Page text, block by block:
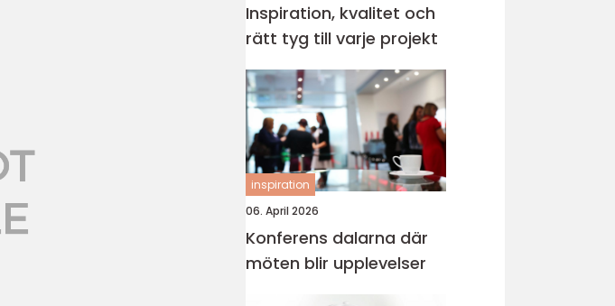
Inspiration, kvalitet och
rätt tyg till varje projekt
inspiration
06. April 2026
Konferens dalarna där
möten blir upplevelser